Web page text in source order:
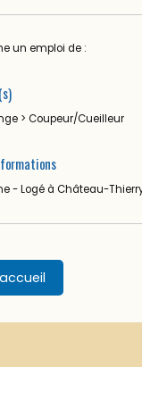
un emploi de :
> Coupeur/Cueilleur
- Logé à Château-